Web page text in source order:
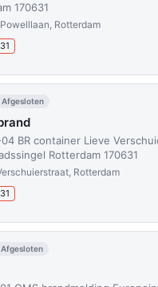
170631
Rotterdam
Afgesloten
04 BR container Lieve
Rotterdam 170631
Rotterdam
Afgesloten